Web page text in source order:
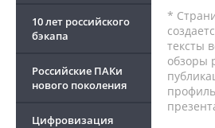
10 лет российского
бэкапа
Российские ПАКи
нового поколения
Цифровизация
*
тексты
обзоры